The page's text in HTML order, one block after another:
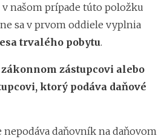
našom prípade túto položku
sa v prvom oddiele vyplnia
trvalého pobytu.
zástupcovi alebo
ktorý podáva daňové
daňovník na daňovom